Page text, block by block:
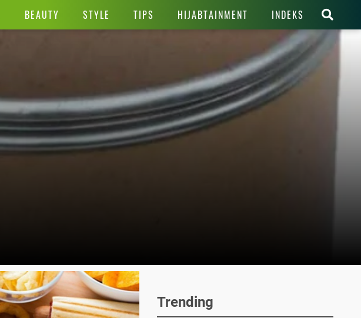
BEAUTY STYLE TIPS HIJABTAINMENT INDEKS
Trending